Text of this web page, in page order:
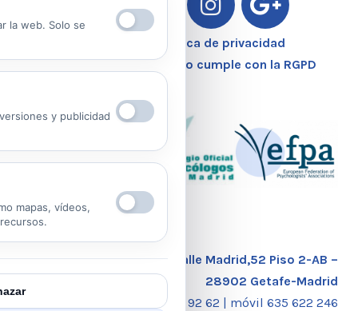
Aviso Legal – Política de privacidad
Nuestro Centro Sanitario cumple con la RGPD
Calle Madrid,52 Piso 2-AB –
28902 Getafe-Madrid
tlf. 91 681 92 62 | móvil 635 622 246
la web. Solo se
y publicidad
mapas, vídeos,